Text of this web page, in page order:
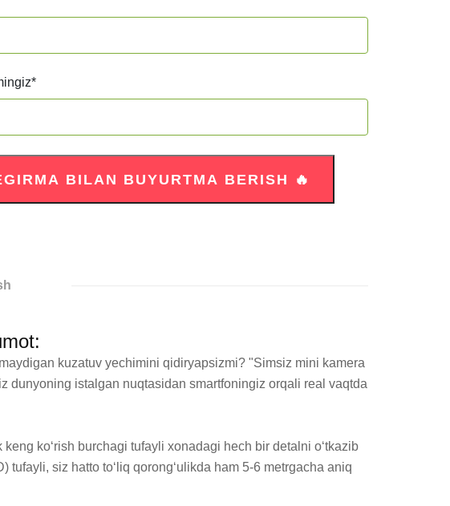
*
kuzatuv yechimini qidiryapsizmi? "Simsiz mini kamera
dunyoning istalgan nuqtasidan smartfoningiz orqali real vaqtda
ko‘rish burchagi tufayli xonadagi hech bir detalni o‘tkazib
siz hatto to‘liq qorong‘ulikda ham 5-6 metrgacha aniq